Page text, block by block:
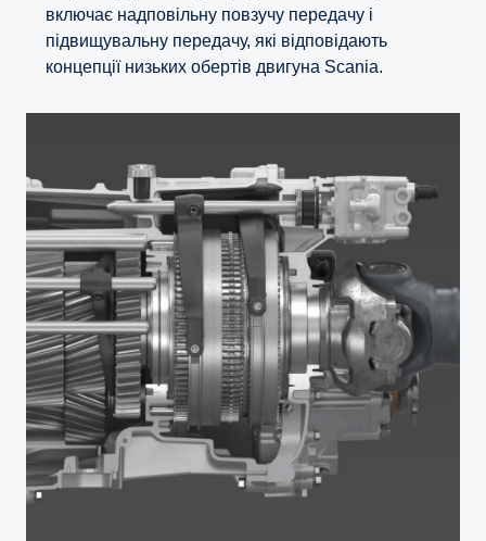
включає надповільну повзучу передачу і
підвищувальну передачу, які відповідають
концепції низьких обертів двигуна Scania.